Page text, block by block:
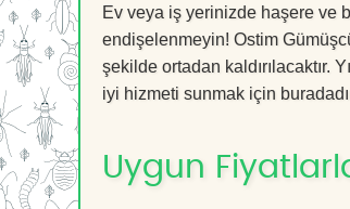
Ev veya iş yerinizde haşere ve
endişelenmeyin! Ostim
şekilde ortadan kaldırılacaktır.
iyi hizmeti sunmak için
Uygun